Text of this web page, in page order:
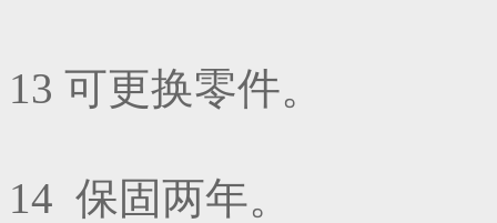
13 可更换零件。
14 保固两年。